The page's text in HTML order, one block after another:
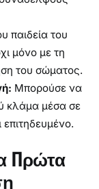
παιδεία του
μόνο με τη
του σώματος.
Μπορούσε να
κλάμα μέσα σε
Πρώτα